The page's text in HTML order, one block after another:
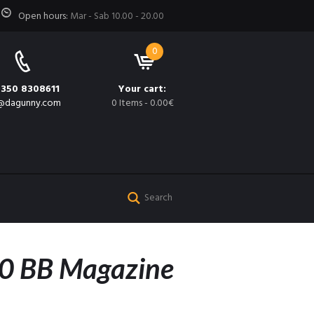
Open hours: Mar - Sab 10.00 - 20.00
8308611
0
Your cart:
0 Items- 0.00€
BB Magazine